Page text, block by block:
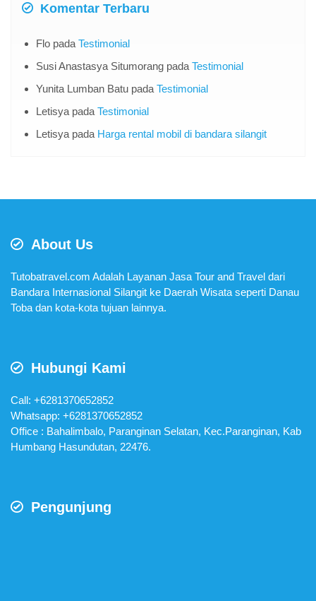
Komentar Terbaru
Flo pada Testimonial
Susi Anastasya Situmorang pada Testimonial
Yunita Lumban Batu pada Testimonial
Letisya pada Testimonial
Letisya pada Harga rental mobil di bandara silangit
About Us
Tutobatravel.com Adalah Layanan Jasa Tour and Travel dari
Bandara Internasional Silangit ke Daerah Wisata seperti Danau
Toba dan kota-kota tujuan lainnya.
Hubungi Kami
Call: +6281370652852
Whatsapp: +6281370652852
Office : Bahalimbalo, Paranginan Selatan, Kec.Paranginan, Kab
Humbang Hasundutan, 22476.
Pengunjung